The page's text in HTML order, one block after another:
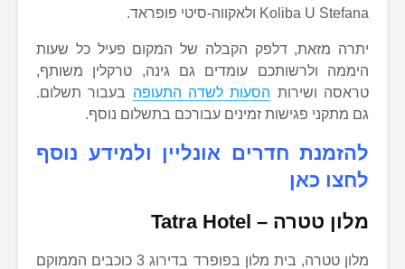
Koliba U Stefana ולאקווה-סיטי פופראד.
יתרה מזאת, דלפק הקבלה של המקום פעיל כל שעות
היממה ולרשותכם עומדים גם גינה, טרקלין משותף,
טראסה ושירות הסעות לשדה התעופה בעבור תשלום.
גם מתקני פגישות זמינים עבורכם בתשלום נוסף.
להזמנת חדרים אונליין ולמידע נוסף
לחצו כאן
מלון טטרה – Tatra Hotel
מלון טטרה, בית מלון בפופרד בדירוג 3 כוכבים הממוקם